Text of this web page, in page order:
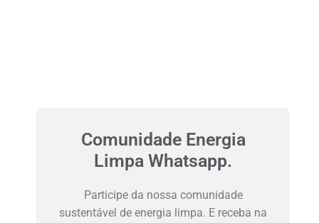
Comunidade Energia
Limpa Whatsapp.
Participe da nossa comunidade
sustentável de energia limpa. E receba na